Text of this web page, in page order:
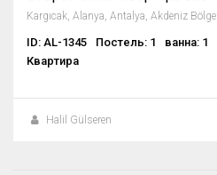
ID: AL-1345 Постель: 1 ванна: 1
Квартира
Halil Gülseren